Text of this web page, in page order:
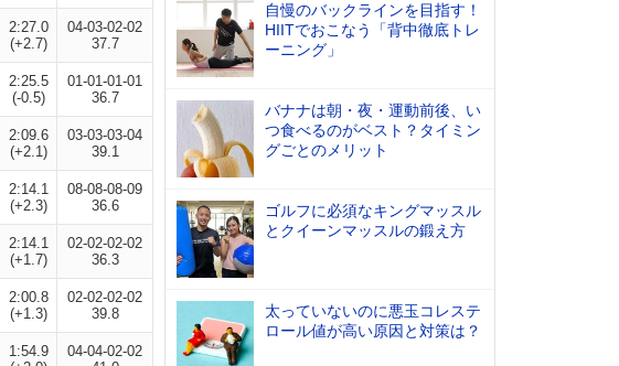
2:27.0
(+2.7)
04-03-02-02
37.7
2:25.5
(-0.5)
01-01-01-01
36.7
2:09.6
(+2.1)
03-03-03-04
39.1
2:14.1
(+2.3)
08-08-08-09
36.6
2:14.1
(+1.7)
02-02-02-02
36.3
2:00.8
(+1.3)
02-02-02-02
39.8
1:54.9
04-04-02-02
自慢のバックラインを目指す！
HIITでおこなう「背中徹底トレ
ーニング」
バナナは朝・夜・運動前後、い
つ食べるのがベスト？タイミン
グごとのメリット
ゴルフに必須なキングマッスル
とクイーンマッスルの鍛え方
太っていないのに悪玉コレステ
ロール値が高い原因と対策は？